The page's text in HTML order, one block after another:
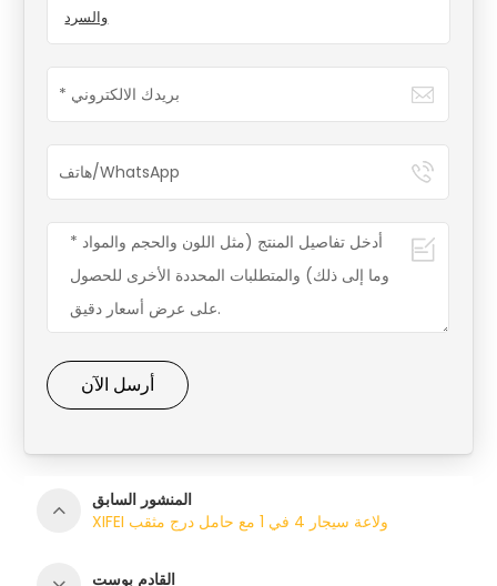
والسرد
أرسل الآن
المنشور السابق
XIFEI ولاعة سيجار 4 في 1 مع حامل درج مثقب
القادم بوست